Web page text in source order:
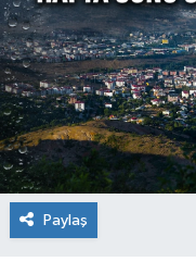
Paylaş
MERKEZ
RESMİ İLANLAR
SAĞLIK
SİYASET
SOLHAN